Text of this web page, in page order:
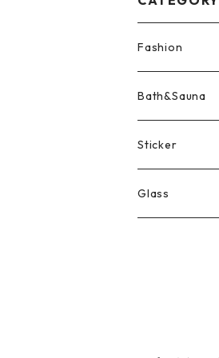
Fashion
Tee | Tops
Accessory
Cap
Bath&Sauna
Sticker
Glass